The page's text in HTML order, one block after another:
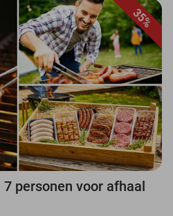
35%
personen voor afhaal